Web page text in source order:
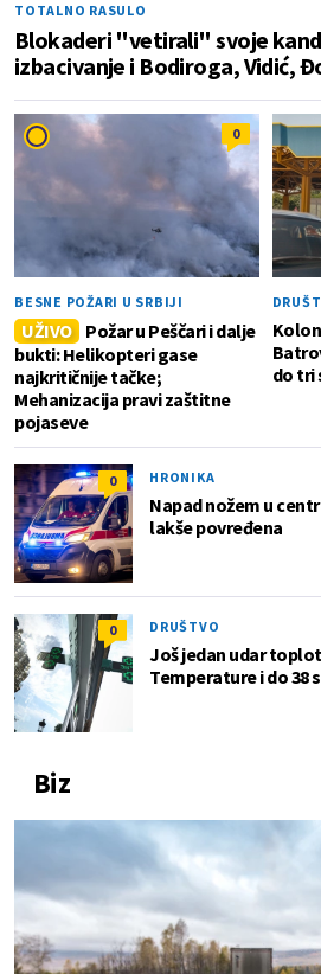
TOTALNO RASULO
Blokaderi "vetirali" svoje
izbacivanje i Bodiroga, Vidić,
0
BESNE POŽARI U SRBIJI
UŽIVO
Požar u Peščari i dalje
bukti: Helikopteri gase
najkritičnije tačke;
Mehanizacija pravi zaštitne
pojaseve
do tri
0 HRONIKA
Napad nožem u
lakše povređena
0 DRUŠTVO
Još jedan udar
Temperature i do 38
Biz